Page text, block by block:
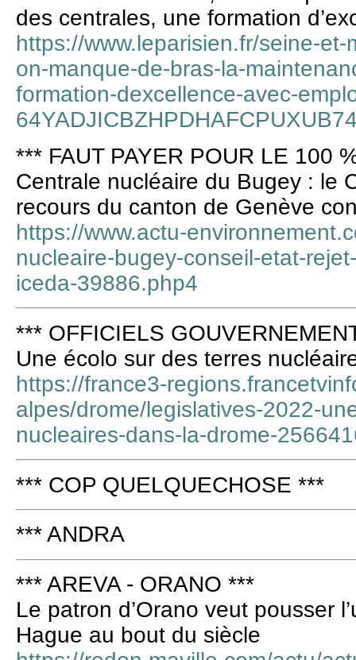
des centrales, une formation
https://www.leparisien.fr/seine-
on-manque-de-bras-la-
formation-dexcellence-avec-
*** FAUT PAYER POUR LE 100
Centrale nucléaire du Bugey : le
recours du canton de Genève
https://www.actu-
nucleaire-bugey-conseil-etat-
iceda-39886.php4
*** OFFICIELS
Une écolo sur des terres
https://france3-
alpes/drome/legislatives-2022-
nucleaires-dans-la-drome-
*** COP QUELQUECHOSE ***
*** ANDRA
*** AREVA - ORANO ***
Le patron d’Orano veut pousser
Hague au bout du siècle